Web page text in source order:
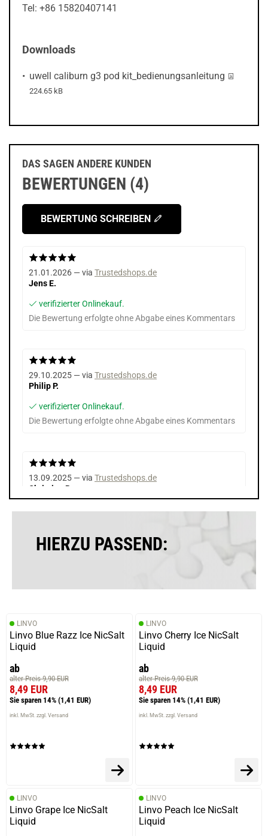
Tel: +86 15820407141
Downloads
uwell caliburn g3 pod kit_bedienungsanleitung
224.65 kB
DAS SAGEN ANDERE KUNDEN
BEWERTUNGEN (4)
BEWERTUNG SCHREIBEN
21.01.2026 — via Trustedshops.de
Jens E.
verifizierter Onlinekauf.
Die Bewertung erfolgte ohne Abgabe eines Kommentars
29.10.2025 — via Trustedshops.de
Philip P.
verifizierter Onlinekauf.
Die Bewertung erfolgte ohne Abgabe eines Kommentars
13.09.2025 — via Trustedshops.de
Christian B.
Thorsten N.
Die Bewertung erfolgte ohne Abgabe eines Kommentars
HIERZU PASSEND:
LINVO
Linvo Blue Razz Ice NicSalt
Liquid
ab
alter Preis 9,90 EUR
8,49 EUR
Sie sparen 14% (1,41 EUR)
inkl. MwSt. zzgl. Versand
LINVO
Linvo Cherry Ice NicSalt
Liquid
ab
alter Preis 9,90 EUR
8,49 EUR
Sie sparen 14% (1,41 EUR)
inkl. MwSt. zzgl. Versand
LINVO
Linvo Grape Ice NicSalt
Liquid
LINVO
Linvo Peach Ice NicSalt
Liquid